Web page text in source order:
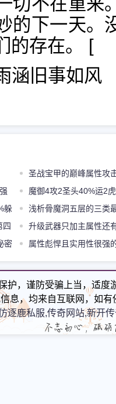
的下一天。
的存在。 [
涵旧事如风
圣战宝甲的巅峰属性攻
魔御4攻2圣头40%运2
一般
躲
浅析骨魔洞五层的三类
主略显尴尬
四
升级武器只加主属性还
也可能增加
密
属性彪悍且实用性很强
聚魔护身戒指
护，谨防受骗上当，适
息，均来自互联网，如
逐鹿私服,传奇网站,新开